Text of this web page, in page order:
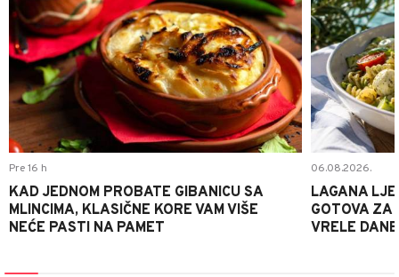
Pre 16 h
KAD JEDNOM PROBATE GIBANICU SA
MLINCIMA, KLASIČNE KORE VAM VIŠE
NEĆE PASTI NA PAMET
06.08.2026.
LAGANA
GOTOVA ZA
VRELE DANE